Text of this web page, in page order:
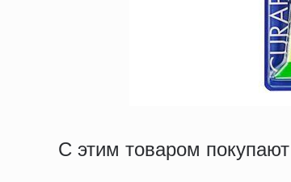
С этим товаром покупают